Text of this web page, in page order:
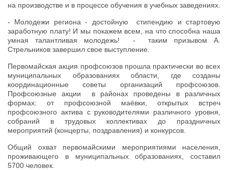
на производстве и в процессе обучения в учебных заведениях.
- Молодежи региона - достойную стипендию и стартовую
заработную плату! И мы покажем всем, на что способна наша
умная талантливая молодежь! - таким призывом А.
Стрельников завершил свое выступление.
Первомайская акция профсоюзов прошла практически во всех
муниципальных образованиях области, где созданы
координационные советы организаций профсоюзов.
Профсоюзные акции в районах проведены в различных
формах: от профсоюзной маёвки, открытых встреч
профсоюзного актива с руководителями различного уровня,
собраний в трудовых коллективах до праздничных
мероприятий (концерты, поздравления) и конкурсов.
Общий охват первомайскими мероприятиями населения,
проживающего в муниципальных образованиях, составил
5700 человек.